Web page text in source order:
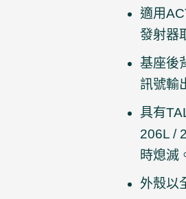
適用
發射器
基座後
訊號輸
具有
206L /
時熄滅
外殼以